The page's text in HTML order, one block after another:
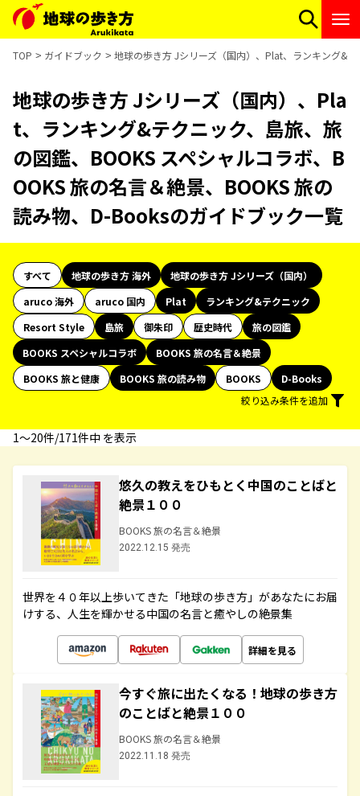
TOP ガイドブック 地球の歩き方 Jシリーズ（国内）、Plat、ランキング&
地球の歩き方 Jシリーズ（国内）、Pla
t、ランキング&テクニック、島旅、旅
の図鑑、BOOKS スペシャルコラボ、B
OOKS 旅の名言＆絶景、BOOKS 旅の
読み物、D-Booksのガイドブック一覧
すべて 地球の歩き方 海外
地球の歩き方 Jシリーズ（国内）
aruco 海外
aruco 国内 Plat
ランキング&テクニック
Resort Style
島旅 御朱印 歴史時代
旅の図鑑
BOOKS スペシャルコラボ
BOOKS 旅の名言＆絶景
BOOKS 旅と健康
BOOKS 旅の読み物 BOOKS
D-Books
絞り込み条件を追加
1〜20件/171件中 を表示
悠久の教えをひもとく中国のことばと
絶景１００
BOOKS 旅の名言＆絶景
2022.12.15 発売
世界を４０年以上歩いてきた「地球の歩き方」があなたにお届
けする、人生を輝かせる中国の名言と癒やしの絶景集
詳細を見る
今すぐ旅に出たくなる！地球の歩き方
のことばと絶景１００
BOOKS 旅の名言＆絶景
2022.11.18 発売